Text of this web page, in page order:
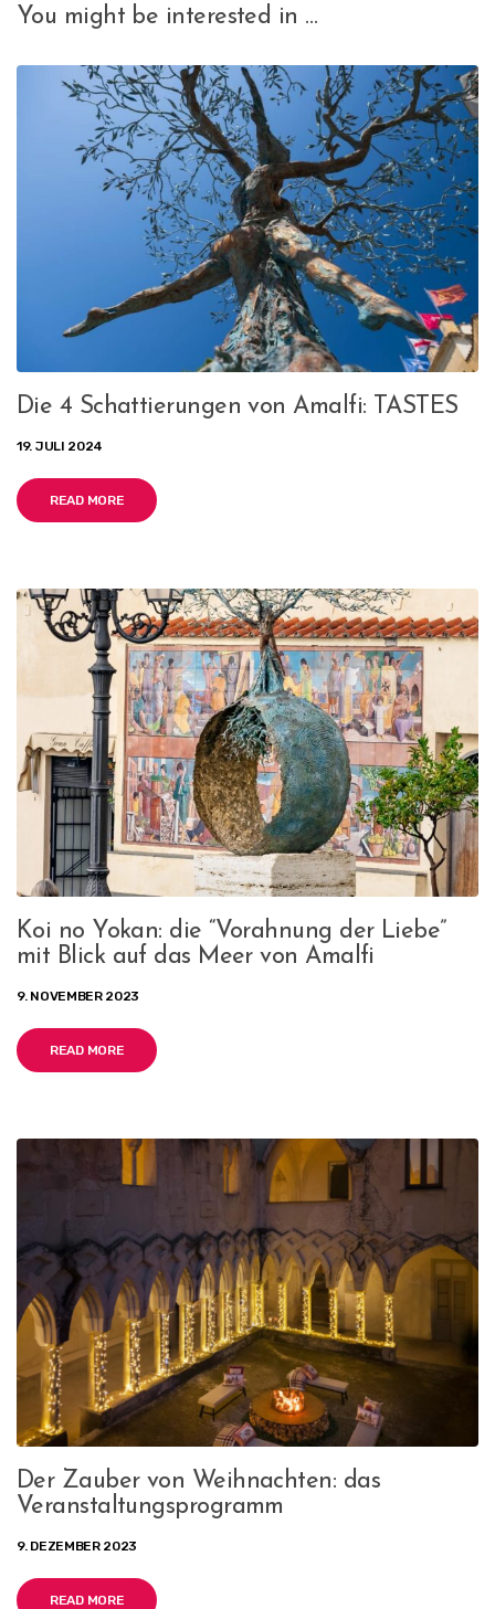
You might be interested in …
Die 4 Schattierungen von Amalfi: TASTES
19. JULI 2024
READ MORE
Koi no Yokan: die “Vorahnung der Liebe”
mit Blick auf das Meer von Amalfi
9. NOVEMBER 2023
READ MORE
Der Zauber von Weihnachten: das
Veranstaltungsprogramm
9. DEZEMBER 2023
READ MORE